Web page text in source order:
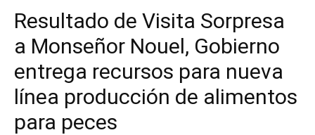
Resultado de Visita Sorpresa
a Monseñor Nouel, Gobierno
entrega recursos para nueva
línea producción de alimentos
para peces